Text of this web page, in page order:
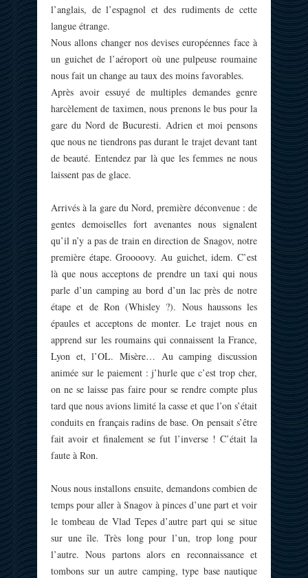
l’anglais, de l’espagnol et des rudiments de cette
langue étrange.
Nous allons changer nos devises européennes face à
un guichet de l’aéroport où une pulpeuse roumaine
nous fait un change au taux des moins favorables.
Après avoir essuyé de multiples demandes genre
harcèlement de taximen, nous prenons le bus pour la
gare du Nord de Bucuresti. Adrien et moi pensons
que nous ne tiendrons pas durant le trajet devant tant
de beauté. Entendez par là que les femmes ne nous
laissent pas de glace.
Arrivés à la gare du Nord, première déconvenue : de
gentes demoiselles fort avenantes nous signalent
qu’il n’y a pas de train en direction de Snagov, notre
première étape. Groooovy. Au guichet, idem. C’est
là que nous acceptons de prendre un taxi qui nous
parle d’un camping au bord d’un lac près de notre
étape et de Ron (Whisley ?). Nous haussons les
épaules et acceptons de monter. Le trajet nous en
apprend sur les roumains qui connaissent la France,
Lyon et, l’OL. Misère… Au camping discussion
animée sur le paiement : j’hurle que c’est trop cher,
on ne se laisse pas faire pour se rendre compte plus
tard que nous avions limité la casse et que l’on s’était
conduits en français radins de base. On pensait s’être
fait avoir et finalement se fut l’inverse ! C’était la
faute à Ron.
Nous nous installons ensuite, demandons combien de
temps pour aller à Snagov à pinces d’une part et voir
le tombeau de Vlad Tepes d’autre part qui se situe
sur une île. Très long pour l’un, trop long pour
l’autre. Nous partons alors en reconnaissance et
tombons sur un autre camping, type base nautique